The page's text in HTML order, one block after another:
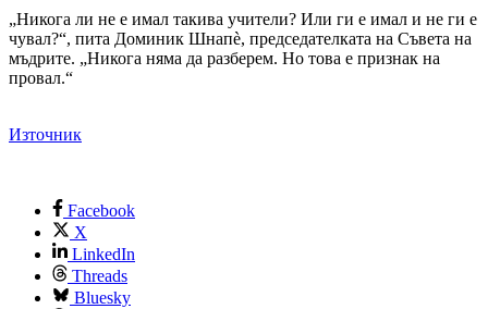
„Никога ли не е имал такива учители? Или ги е имал и не ги е
чувал?“, пита Доминик Шнапè, председателката на Съвета на
мъдрите. „Никога няма да разберем. Но това е признак на
провал.“
Източник
Facebook
X
LinkedIn
Threads
Bluesky